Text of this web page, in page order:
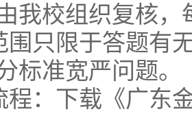
我校组织复核
围只限于答题有
标准宽严问题。
程：下载《广东